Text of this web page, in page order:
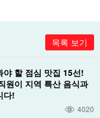
목록 보기
야 할 점심 맛집 15선!
원이 지역 특산 음식과
다!
4020